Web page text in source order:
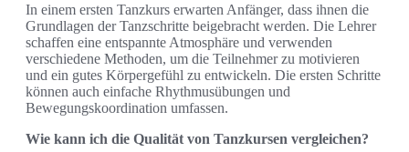
In einem ersten Tanzkurs erwarten Anfänger, dass ihnen die
Grundlagen der Tanzschritte beigebracht werden. Die Lehrer
schaffen eine entspannte Atmosphäre und verwenden
verschiedene Methoden, um die Teilnehmer zu motivieren
und ein gutes Körpergefühl zu entwickeln. Die ersten Schritte
können auch einfache Rhythmusübungen und
Bewegungskoordination umfassen.
Wie kann ich die Qualität von Tanzkursen vergleichen?